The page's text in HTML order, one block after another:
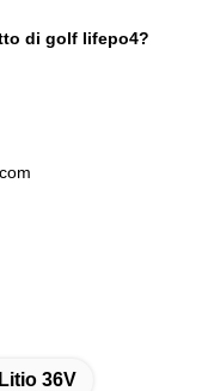
di golf lifepo4?
36V